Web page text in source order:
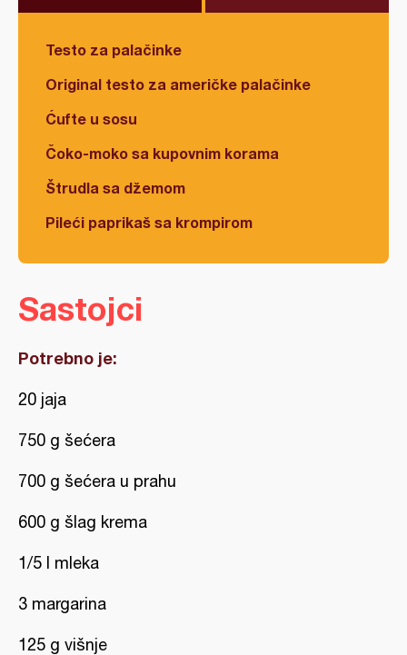
Testo za palačinke
Original testo za američke palačinke
Ćufte u sosu
Čoko-moko sa kupovnim korama
Štrudla sa džemom
Pileći paprikaš sa krompirom
Sastojci
Potrebno je:
20 jaja
750 g šećera
700 g šećera u prahu
600 g šlag krema
1/5 l mleka
3 margarina
125 g višnje